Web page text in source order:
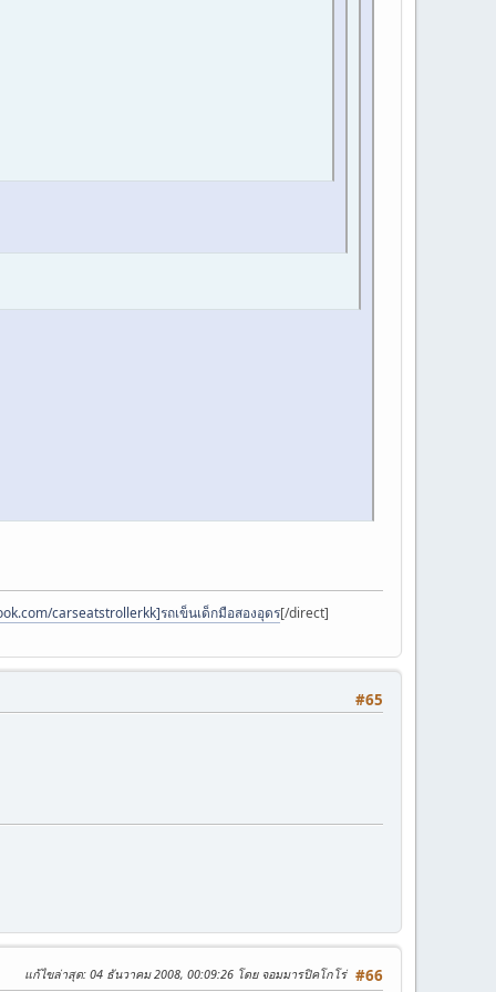
carseatstrollerkk]รถเข็นเด็กมือสองอุดร[/direct]
#65
#66
แก้ไขล่าสุด: 04 ธันวาคม 2008, 00:09:26 โดย จอมมารปิคโกโร่